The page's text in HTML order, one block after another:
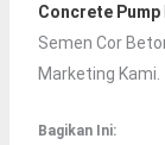
Concrete Pump
Semen Cor
Marketing Kami.
Bagikan Ini: